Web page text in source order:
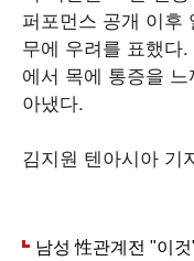
퍼포먼스 공개 이후
무에 우려를 표했다
에서 목에 통증을
아냈다.
김지원 텐아시아 기